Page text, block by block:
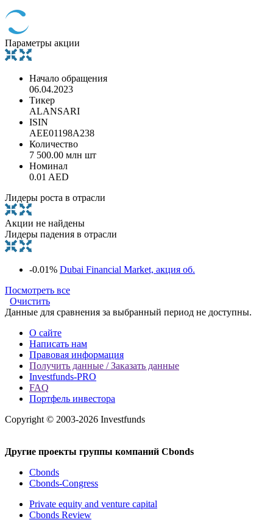
Параметры акции
Начало обращения
06.04.2023
Тикер
ALANSARI
ISIN
AEE01198A238
Количество
7 500.00 млн шт
Номинал
0.01 AED
Лидеры роста в отрасли
Акции не найдены
Лидеры падения в отрасли
-0.01% Dubai Financial Market, акция об.
Посмотреть все
Очистить
Данные для сравнения за выбранный период не доступны.
О сайте
Написать нам
Правовая информация
Получить данные / Заказать данные
Investfunds-PRO
FAQ
Портфель инвестора
Copyright © 2003-2026 Investfunds
Другие проекты группы компаний Cbonds
Cbonds
Cbonds-Congress
Private equity and venture capital
Cbonds Review